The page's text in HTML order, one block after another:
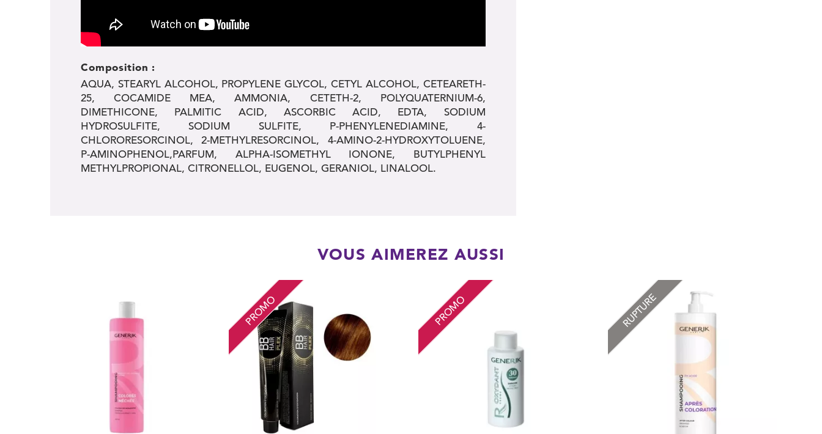
Composition :
AQUA, STEARYL ALCOHOL, PROPYLENE GLYCOL, CETYL ALCOHOL, CETEARETH-
25, COCAMIDE MEA, AMMONIA, CETETH-2, POLYQUATERNIUM-6,
DIMETHICONE, PALMITIC ACID, ASCORBIC ACID, EDTA, SODIUM
HYDROSULFITE, SODIUM SULFITE, P-PHENYLENEDIAMINE, 4-
CHLORORESORCINOL, 2-METHYLRESORCINOL, 4-AMINO-2-HYDROXYTOLUENE,
P-AMINOPHENOL,PARFUM, ALPHA-ISOMETHYL IONONE, BUTYLPHENYL
METHYLPROPIONAL, CITRONELLOL, EUGENOL, GERANIOL, LINALOOL.
VOUS AIMEREZ AUSSI
PROMO PROMO RUPTURE